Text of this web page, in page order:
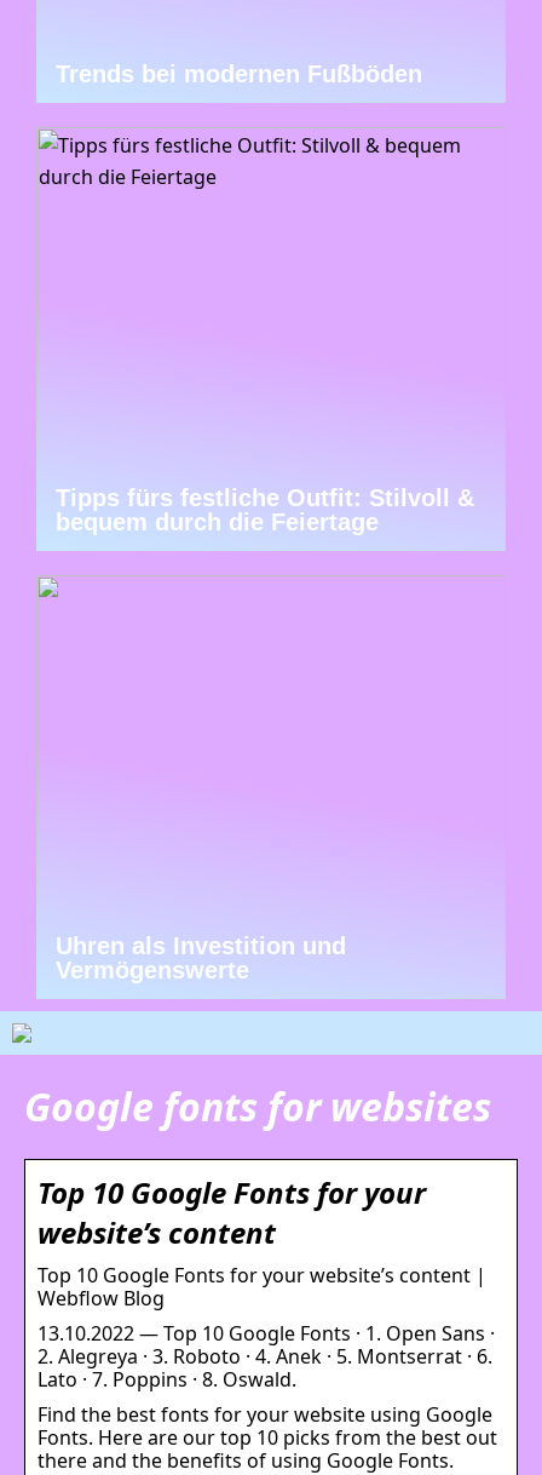
Trends bei modernen Fußböden
Tipps fürs festliche Outfit: Stilvoll &
bequem durch die Feiertage
Uhren als Investition und
Vermögenswerte
Google fonts for websites
Top 10 Google Fonts for your
website’s content
Top 10 Google Fonts for your website’s content |
Webflow Blog
13.10.2022 — Top 10 Google Fonts · 1. Open Sans ·
2. Alegreya · 3. Roboto · 4. Anek · 5. Montserrat · 6.
Lato · 7. Poppins · 8. Oswald.
Find the best fonts for your website using Google
Fonts. Here are our top 10 picks from the best out
there and the benefits of using Google Fonts.